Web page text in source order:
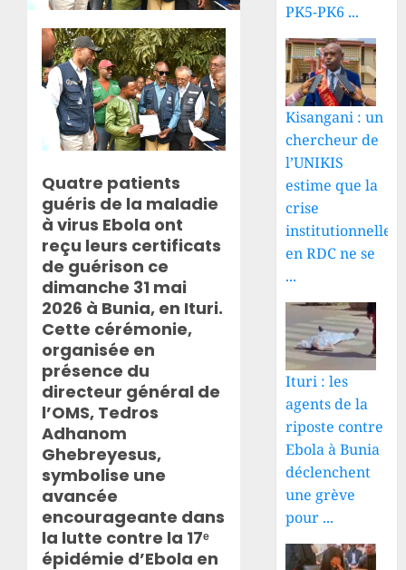
Quatre patients
guéris de la maladie
à virus Ebola ont
reçu leurs certificats
de guérison ce
dimanche 31 mai
2026 à Bunia, en Ituri.
Cette cérémonie,
organisée en
présence du
directeur général de
l’OMS, Tedros
Adhanom
Ghebreyesus,
symbolise une
avancée
encourageante dans
la lutte contre la 17ᵉ
épidémie d’Ebola en
PK5-PK6 ...
Kisangani : un
chercheur de
l’UNIKIS
estime que la
crise
institutionnelle
en RDC ne se
...
Ituri : les
agents de la
riposte contre
Ebola à Bunia
déclenchent
une grève
pour ...